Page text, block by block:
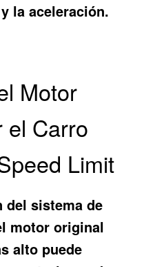
la aceleración.
Motor
el Carro
Limit
del sistema de
motor original
alto puede